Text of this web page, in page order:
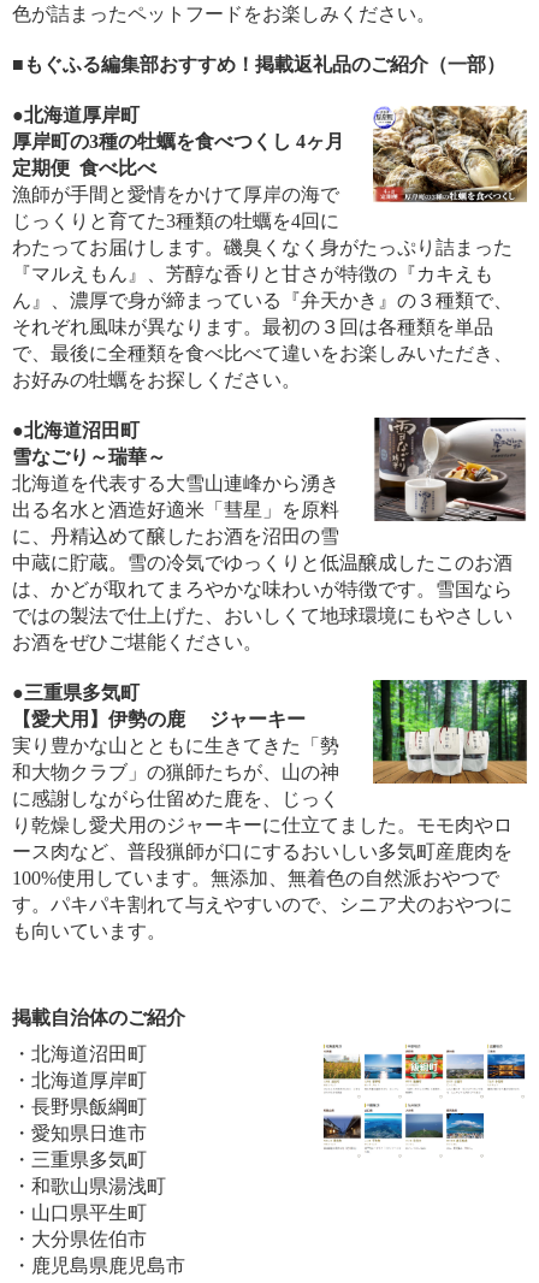
色が詰まったペットフードをお楽しみください。
■もぐふる編集部おすすめ！掲載返礼品のご紹介（一部）
●北海道厚岸町
厚岸町の3種の牡蠣を食べつくし 4ヶ月
定期便 食べ比べ
漁師が手間と愛情をかけて厚岸の海で
じっくりと育てた3種類の牡蠣を4回に
わたってお届けします。磯臭くなく身がたっぷり詰まった
『マルえもん』、芳醇な香りと甘さが特徴の『カキえも
ん』、濃厚で身が締まっている『弁天かき』の３種類で、
それぞれ風味が異なります。最初の３回は各種類を単品
で、最後に全種類を食べ比べて違いをお楽しみいただき、
お好みの牡蠣をお探しください。
●北海道沼田町
雪なごり～瑞華～
北海道を代表する大雪山連峰から湧き
出る名水と酒造好適米「彗星」を原料
に、丹精込めて醸したお酒を沼田の雪
中蔵に貯蔵。雪の冷気でゆっくりと低温醸成したこのお酒
は、かどが取れてまろやかな味わいが特徴です。雪国なら
ではの製法で仕上げた、おいしくて地球環境にもやさしい
お酒をぜひご堪能ください。
●三重県多気町
【愛犬用】伊勢の鹿 ジャーキー
実り豊かな山とともに生きてきた「勢
和大物クラブ」の猟師たちが、山の神
に感謝しながら仕留めた鹿を、じっく
り乾燥し愛犬用のジャーキーに仕立てました。モモ肉やロ
ース肉など、普段猟師が口にするおいしい多気町産鹿肉を
100%使用しています。無添加、無着色の自然派おやつで
す。パキパキ割れて与えやすいので、シニア犬のおやつに
も向いています。
掲載自治体のご紹介
・北海道沼田町
・北海道厚岸町
・長野県飯綱町
・愛知県日進市
・三重県多気町
・和歌山県湯浅町
・山口県平生町
・大分県佐伯市
・鹿児島県鹿児島市